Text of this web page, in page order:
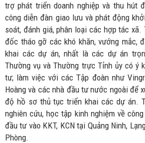
trợ phát triển doanh nghiệp và thu hút
công diễn đàn giao lưu và phát động
soát, đánh giá, phân loại các hợp tác
đốc tháo gỡ các khó khăn, vướng mắc,
khai các dự án, nhất là các dự án
Thường vụ và Thường trực Tỉnh ủy có ý
tư; làm việc với các Tập đoàn như
Hoàng và các nhà đầu tư nước ngoài để
độ hồ sơ thủ tục triển khai các dự án.
nghiên cứu, học tập kinh nghiệm về
đầu tư vào KKT, KCN tại Quảng Ninh,
Phòng.